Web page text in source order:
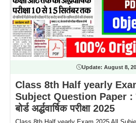
Update: August 8,
Class 8th Half yearly
Subject Question Paper :
बोर्ड अर्द्धवार्षिक परीक्षा 2025